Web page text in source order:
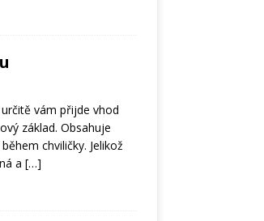
vám přijde vhod
základ. Obsahuje
chviličky. Jelikož
a […]